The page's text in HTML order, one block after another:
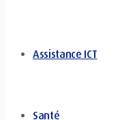
Assistance ICT
Santé